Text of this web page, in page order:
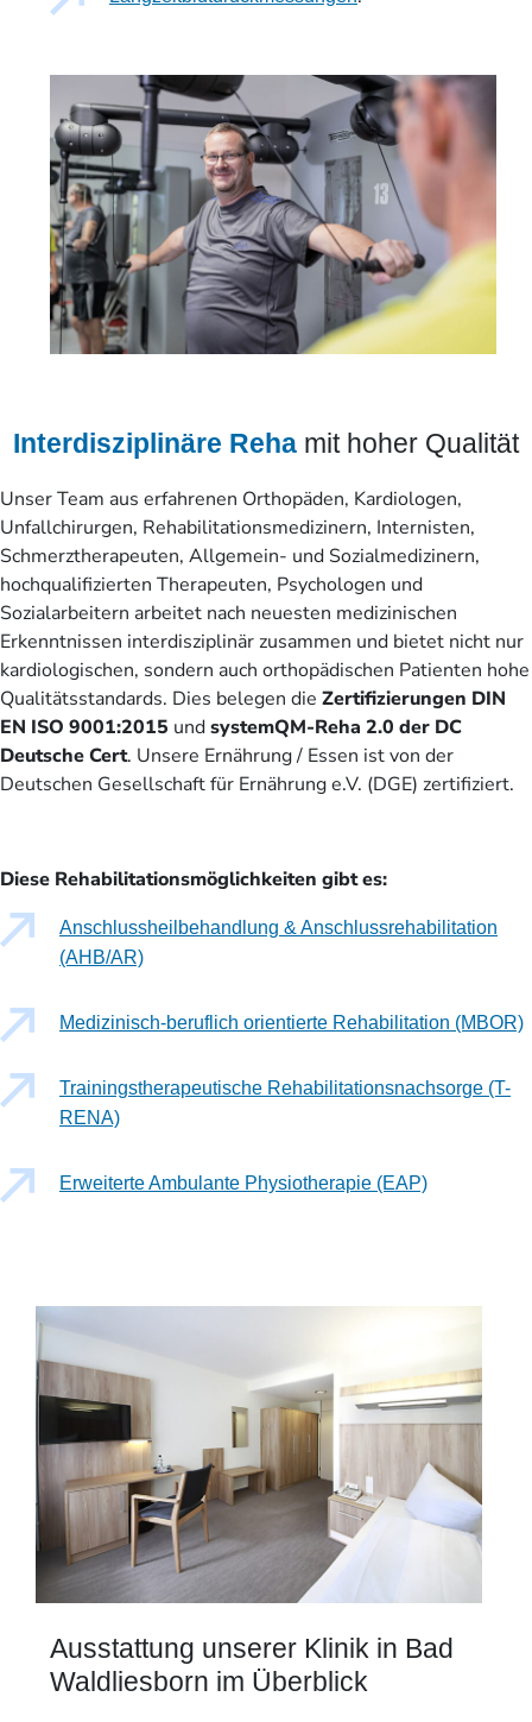
Interdisziplinäre Reha mit hoher Qualität
Unser Team aus erfahrenen Orthopäden, Kardiologen,
Unfallchirurgen, Rehabilitationsmedizinern, Internisten,
Schmerztherapeuten, Allgemein- und Sozialmedizinern,
hochqualifizierten Therapeuten, Psychologen und
Sozialarbeitern arbeitet nach neuesten medizinischen
Erkenntnissen interdisziplinär zusammen und bietet nicht nur
kardiologischen, sondern auch orthopädischen Patienten hohe
Qualitätsstandards. Dies belegen die Zertifizierungen DIN
EN ISO 9001:2015 undsystemQM-Reha 2.0 der DC
Deutsche Cert. Unsere Ernährung / Essen ist von der
Deutschen Gesellschaft für Ernährung e.V. (DGE) zertifiziert.
Diese Rehabilitationsmöglichkeiten gibt es:
Anschlussheilbehandlung & Anschlussrehabilitation
(AHB/AR)
Medizinisch-beruflich orientierte Rehabilitation (MBOR)
Trainingstherapeutische Rehabilitationsnachsorge (T-
RENA)
Erweiterte Ambulante Physiotherapie (EAP)
Ausstattung unserer Klinik in Bad
Waldliesborn im Überblick